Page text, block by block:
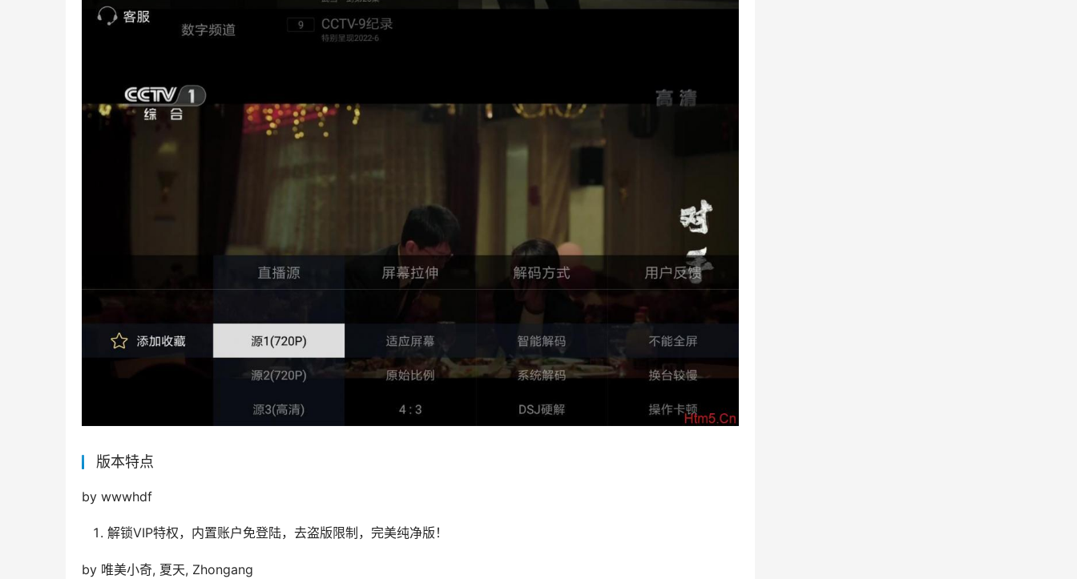
版本特点
by wwwhdf
解锁VIP特权，内置账户免登陆，去盗版限制，完美纯净版！
by 唯美小奇, 夏天, Zhongang